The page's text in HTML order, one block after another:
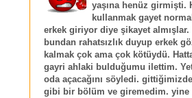
yaşına henüz girmişti.
kullanmak gayet
erkek giriyor diye şikayet
bundan rahatsızlık duyup erkek
kalmak çok ama çok kötüydü.
gayri ahlaki bulduğumu ilettim.
oda açacağını söyledi.
gibi bir bölüm ve giremedim.